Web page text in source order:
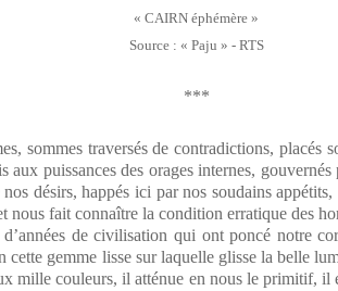
« CAIRN éphémère »
Source : « Paju » - RTS
***
sommes traversés de contradictions, placés
aux puissances des orages internes,
désirs, happés ici par nos soudains
nous fait connaître la condition erratique des
de civilisation qui ont poncé notre
cette gemme lisse sur laquelle glisse la belle
mille couleurs, il atténue en nous le primitif, il